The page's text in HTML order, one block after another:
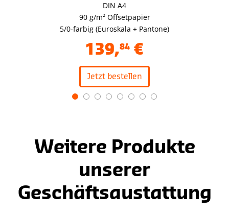
DIN A4
90 g/m² Offsetpapier
5/0-farbig (Euroskala + Pantone)
139,84 €
Jetzt bestellen
Weitere Produkte
unserer
Geschäftsaustattung